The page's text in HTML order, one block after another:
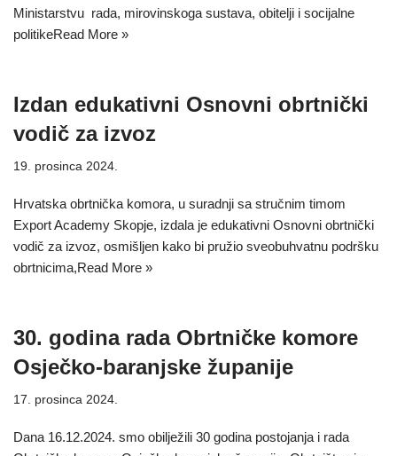
Ministarstvu rada, mirovinskoga sustava, obitelji i socijalne
politikeRead More »
Izdan edukativni Osnovni obrtnički
vodič za izvoz
19. prosinca 2024.
Hrvatska obrtnička komora, u suradnji sa stručnim timom
Export Academy Skopje, izdala je edukativni Osnovni obrtnički
vodič za izvoz, osmišljen kako bi pružio sveobuhvatnu podršku
obrtnicima,Read More »
30. godina rada Obrtničke komore
Osječko-baranjske županije
17. prosinca 2024.
Dana 16.12.2024. smo obilježili 30 godina postojanja i rada